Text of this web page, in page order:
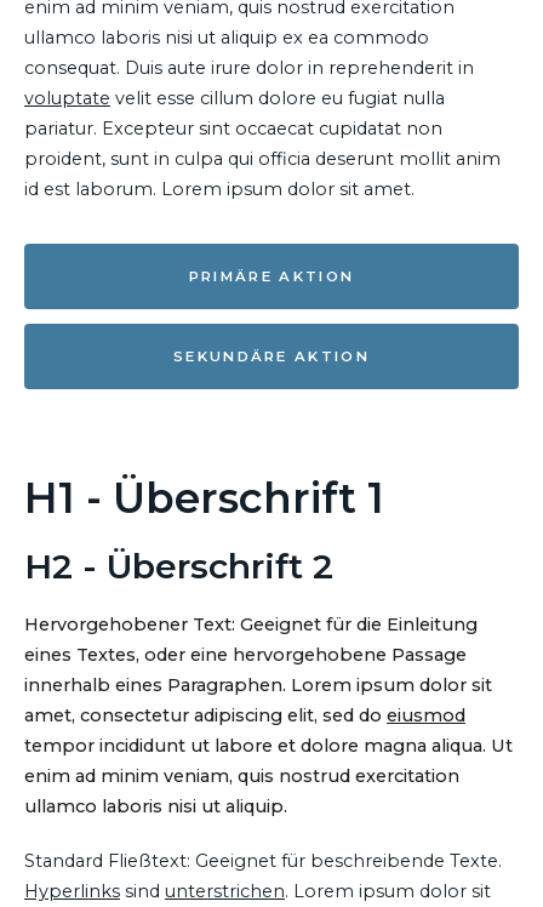
enim ad minim veniam, quis nostrud exercitation
ullamco laboris nisi ut aliquip ex ea commodo
consequat. Duis aute irure dolor in reprehenderit in
voluptate velit esse cillum dolore eu fugiat nulla
pariatur. Excepteur sint occaecat cupidatat non
proident, sunt in culpa qui officia deserunt mollit anim
id est laborum. Lorem ipsum dolor sit amet.
PRIMÄRE AKTION
SEKUNDÄRE AKTION
H1 - Überschrift 1
H2 - Überschrift 2
Hervorgehobener Text: Geeignet für die Einleitung
eines Textes, oder eine hervorgehobene Passage
innerhalb eines Paragraphen. Lorem ipsum dolor sit
amet, consectetur adipiscing elit, sed do eiusmod
tempor incididunt ut labore et dolore magna aliqua. Ut
enim ad minim veniam, quis nostrud exercitation
ullamco laboris nisi ut aliquip.
Standard Fließtext: Geeignet für beschreibende Texte.
Hyperlinks sind unterstrichen. Lorem ipsum dolor sit